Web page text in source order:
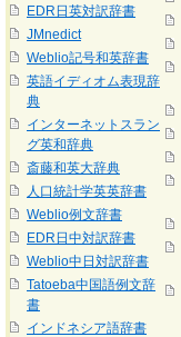
EDR日英対訳辞書
JMnedict
Weblio記号和英辞書
英語イディオム表現辞
典
インターネットスラン
グ英和辞典
斎藤和英大辞典
人口統計学英英辞書
Weblio例文辞書
EDR日中対訳辞書
Weblio中日対訳辞書
Tatoeba中国語例文辞
書
インドネシア語辞書